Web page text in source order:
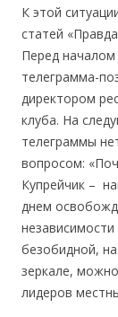
К этой
статей
Перед
телеграмма-
директором
клуба. На
телеграммы
вопросом:
Купрейчик –
днем
безобидной,
зеркале,
лидеров